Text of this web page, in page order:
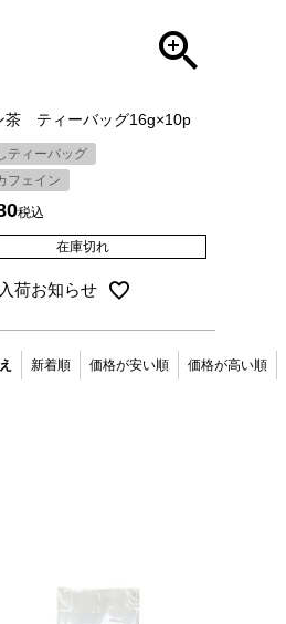
茶 ティーバッグ16g×10p
ティーバッグ
フェイン
税込
在庫切れ
荷お知らせ
新着順 価格が安い順 価格が高い順